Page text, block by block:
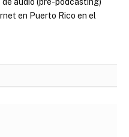
de audio (pre-podcasting)
en Puerto Rico en el